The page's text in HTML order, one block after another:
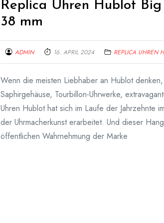
Replica Uhren Hublot
38 mm
ADMIN 16. APRIL 2024 REPLICA UHREN
Wenn die meisten Liebhaber an Hublot
Saphirgehäuse, Tourbillon-Uhrwerke,
Uhren Hublot hat sich im Laufe der Jahrzehnte
der Uhrmacherkunst erarbeitet. Und dieser
öffentlichen Wahrnehmung der Marke